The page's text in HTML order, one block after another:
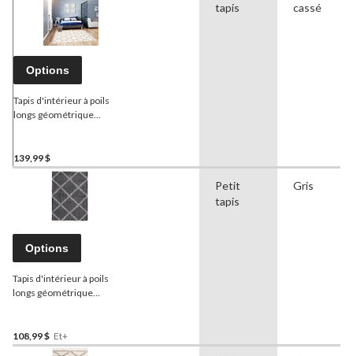
Options
Tapis d'intérieur à poils
longs géométrique
tailles
139,99 $
tapis
cassé
Options
Tapis d'intérieur à poils
longs géométrique
tailles
108,99 $ Et+
Petit
tapis
Gris